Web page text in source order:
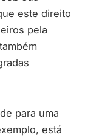
este direito
pela
para uma
está